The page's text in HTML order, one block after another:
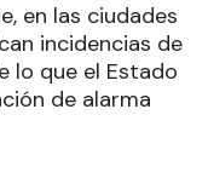
en las ciudades
incidencias de
lo que el Estado
de alarma